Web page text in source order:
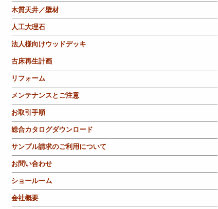
木質天井／壁材
人工大理石
法人様向けウッドデッキ
古床再生計画
リフォーム
メンテナンスとご注意
お取引手順
総合カタログダウンロード
サンプル請求のご利用について
お問い合わせ
ショールーム
会社概要